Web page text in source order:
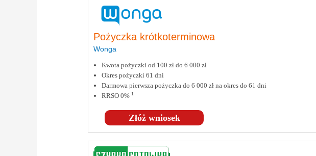
Pożyczka krótkoterminowa
Wonga
Złóż wniosek
Kwota pożyczki od 100 zł do 6 000 zł
Okres pożyczki 61 dni
Darmowa pierwsza pożyczka do 6 000 zł na okres do 61 dni
RRSO 0% 1